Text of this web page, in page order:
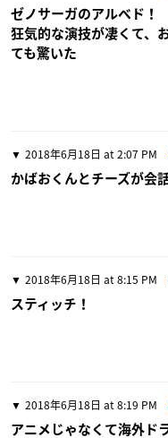
ゼノサーガのアルベド！
狂気的な演技が凄くて、
ても驚いた
2018年6月18日 at 2:07 PM
かばおくんとチーズが会
2018年6月18日 at 8:15 PM
スティッチ！
2018年6月18日 at 8:19 PM
アニメじゃなくて海外ド